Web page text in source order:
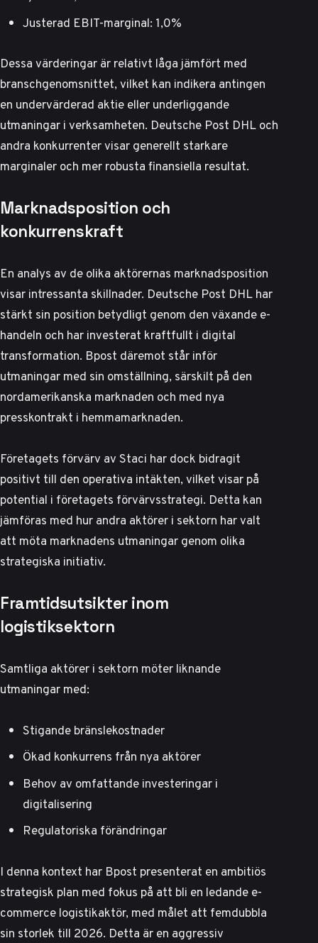
Justerad EBIT-marginal: 1,0%
Dessa värderingar är relativt låga jämfört med
branschgenomsnittet, vilket kan indikera antingen
en undervärderad aktie eller underliggande
utmaningar i verksamheten. Deutsche Post DHL och
andra konkurrenter visar generellt starkare
marginaler och mer robusta finansiella resultat.
Marknadsposition och
konkurrenskraft
En analys av de olika aktörernas marknadsposition
visar intressanta skillnader. Deutsche Post DHL har
stärkt sin position betydligt genom den växande e-
handeln och har investerat kraftfullt i digital
transformation. Bpost däremot står inför
utmaningar med sin omställning, särskilt på den
nordamerikanska marknaden och med nya
presskontrakt i hemmamarknaden.
Företagets förvärv av Staci har dock bidragit
positivt till den operativa intäkten, vilket visar på
potential i företagets förvärvsstrategi. Detta kan
jämföras med hur andra aktörer i sektorn har valt
att möta marknadens utmaningar genom olika
strategiska initiativ.
Framtidsutsikter inom
logistiksektorn
Samtliga aktörer i sektorn möter liknande
utmaningar med:
Stigande bränslekostnader
Ökad konkurrens från nya aktörer
Behov av omfattande investeringar i
digitalisering
Regulatoriska förändringar
I denna kontext har Bpost presenterat en ambitiös
strategisk plan med fokus på att bli en ledande e-
commerce logistikaktör, med målet att femdubbla
sin storlek till 2026. Detta är en aggressiv